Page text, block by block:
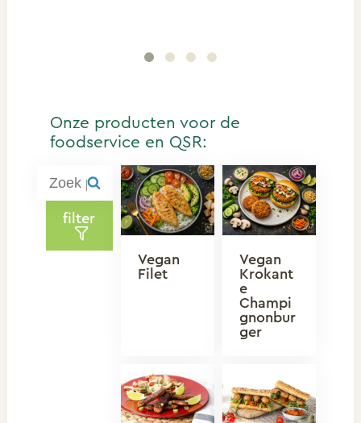
Onze producten voor de
foodservice en QSR:
filter
Vegan
Filet
Vegan
Krokant
e
Champi
gnonbur
ger